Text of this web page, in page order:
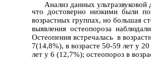
Анализ данных
что достоверно низкими были
возрастных группах, но большая
выявления остеопороза
Остеопения встречалась в
7(14,8%), в возрасте 50-59 лет у
лет у 6 (12,7%); остеопороз в